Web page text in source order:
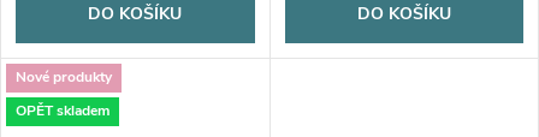
ů
t
ů
DO KOŠÍKU DO KOŠÍKU
Nové produkty
OPĚT skladem